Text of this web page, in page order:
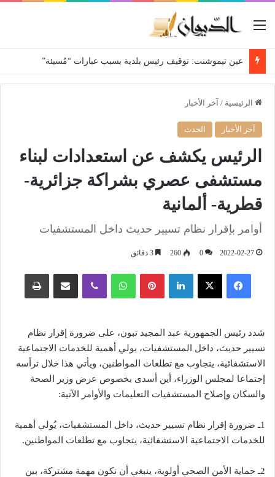
القائمة
عين تيموشنت: توقيف رئيس بلدية بسبب عبارات “مُسيئة”
الرئيسية / آخر الأخبار
آخر الأخبار الحدث
الرئيس يكشف عن استعدادات لبناء
مستشفى عصري بشراكة جزائرية-
قطرية- ألمانية
أوامر بإقرار نظام تسيير حديث داخل المستشفيات
2022-02-27
0
260
فيسبوك ‫X لينكدإن بينتيريست واتساب ڤايبر مشاركة عبر البريد
شدد رئيس الجمهورية عبد المجيد تبون، على ضرورة إقرار نظام
تسيير حديث، داخل المستشفيات، يولي أهمية للخدمات الاجتماعية
الاستشفائية، يتجاوب مع تطلعات المواطنين، ويأتي هذا خلال ترأسه
إجتماعا لمجلس الوزراء، أين أسدى بخصوص عرض وزير الصحة
والسكان وإصلاح المستشفيات التعليمات والأوامر الآتية:
1ـ ضرورة إقرار نظام تسيير حديث، داخل المستشفيات، يُولي أهمية
للخدمات الاجتماعية الاستشفائية، يتجاوب مع تطلعات المواطنين.
2ـ حماية الأمن الصحي أولوية، ينبغي أن تكون مهمة مشتركة، بين